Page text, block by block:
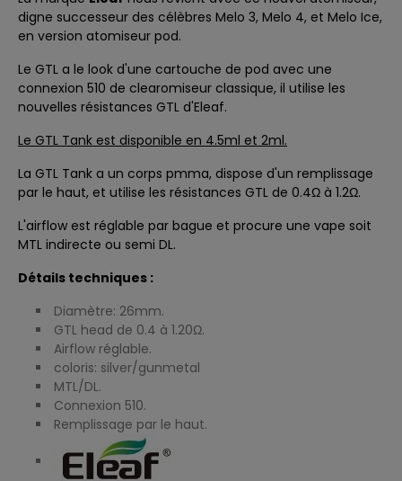
digne successeur des célèbres Melo 3, Melo 4, et Melo Ice,
en version atomiseur pod.
Le GTL a le look d'une cartouche de pod avec une
connexion 510 de clearomiseur classique, il utilise les
nouvelles résistances GTL d'Eleaf.
Le GTL Tank est disponible en 4.5ml et 2ml.
La GTL Tank a un corps pmma, dispose d'un remplissage
par le haut, et utilise les résistances GTL de 0.4Ω à 1.2Ω.
L'airflow est réglable par bague et procure une vape soit
MTL indirecte ou semi DL.
Détails techniques :
Diamètre: 26mm.
GTL head de 0.4 à 1.20Ω.
Airflow réglable.
coloris: silver/gunmetal
MTL/DL.
Connexion 510.
Remplissage par le haut.